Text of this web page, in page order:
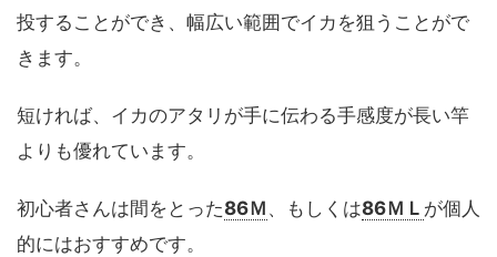
投することができ、幅広い範囲でイカを狙うことがで
きます。
短ければ、イカのアタリが手に伝わる手感度が長い竿
よりも優れています。
初心者さんは間をとった86Ｍ 、もしくは86ＭＬ が個人
的にはおすすめです。